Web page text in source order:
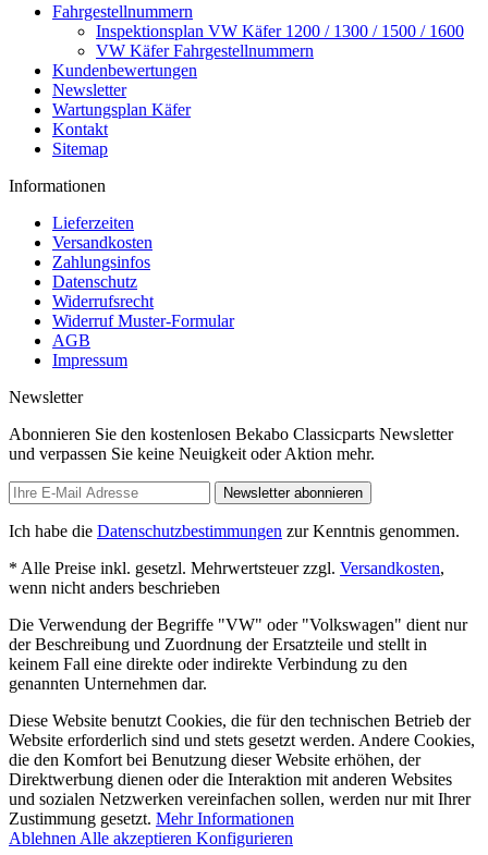
Fahrgestellnummern
Inspektionsplan VW Käfer 1200 / 1300 / 1500 / 1600
VW Käfer Fahrgestellnummern
Kundenbewertungen
Newsletter
Wartungsplan Käfer
Kontakt
Sitemap
Informationen
Lieferzeiten
Versandkosten
Zahlungsinfos
Datenschutz
Widerrufsrecht
Widerruf Muster-Formular
AGB
Impressum
Newsletter
Abonnieren Sie den kostenlosen Bekabo Classicparts Newsletter
und verpassen Sie keine Neuigkeit oder Aktion mehr.
Newsletter abonnieren
Ich habe die Datenschutzbestimmungen zur Kenntnis genommen.
* Alle Preise inkl. gesetzl. Mehrwertsteuer zzgl. Versandkosten,
wenn nicht anders beschrieben
Die Verwendung der Begriffe "VW" oder "Volkswagen" dient nur
der Beschreibung und Zuordnung der Ersatzteile und stellt in
keinem Fall eine direkte oder indirekte Verbindung zu den
genannten Unternehmen dar.
Diese Website benutzt Cookies, die für den technischen Betrieb der
Website erforderlich sind und stets gesetzt werden. Andere Cookies,
die den Komfort bei Benutzung dieser Website erhöhen, der
Direktwerbung dienen oder die Interaktion mit anderen Websites
und sozialen Netzwerken vereinfachen sollen, werden nur mit Ihrer
Zustimmung gesetzt. Mehr Informationen
Ablehnen Alle akzeptieren Konfigurieren